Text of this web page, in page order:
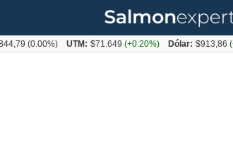
UTM: $71.649 (+0.20%) Dólar: $913,86 (+0.25%)